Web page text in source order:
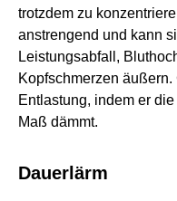
trotzdem zu
anstrengend und kann
Leistungsabfall,
Kopfschmerzen
Entlastung, indem er
Maß dämmt.
Dauerlärm